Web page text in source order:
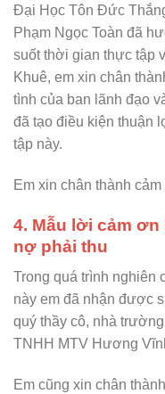
Đại Học Tôn Đức
Phạm Ngọc Toàn đã
suốt thời gian thực tập
Khuê, em xin chân
tình của ban lãnh đạo
đã tạo điều kiện thuận
tập này.
Em xin chân thành cảm
4. Mẫu lời cảm
nợ phải thu
Trong quá trình nghiên
này em đã nhận được
quý thầy cô, nhà
TNHH MTV Hương
Em cũng xin chân